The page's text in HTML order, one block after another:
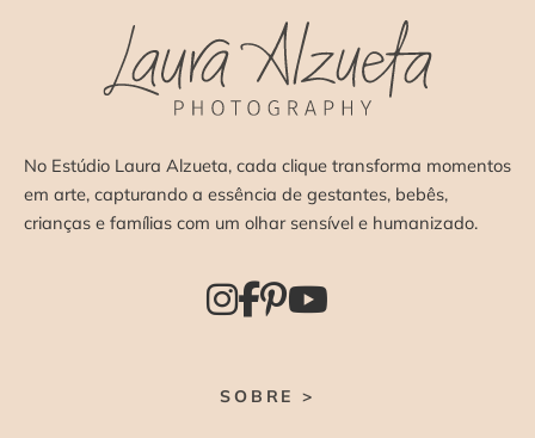
No Estúdio Laura Alzueta, cada clique transforma momentos
em arte, capturando a essência de gestantes, bebês,
crianças e famílias com um olhar sensível e humanizado.
SOBRE >